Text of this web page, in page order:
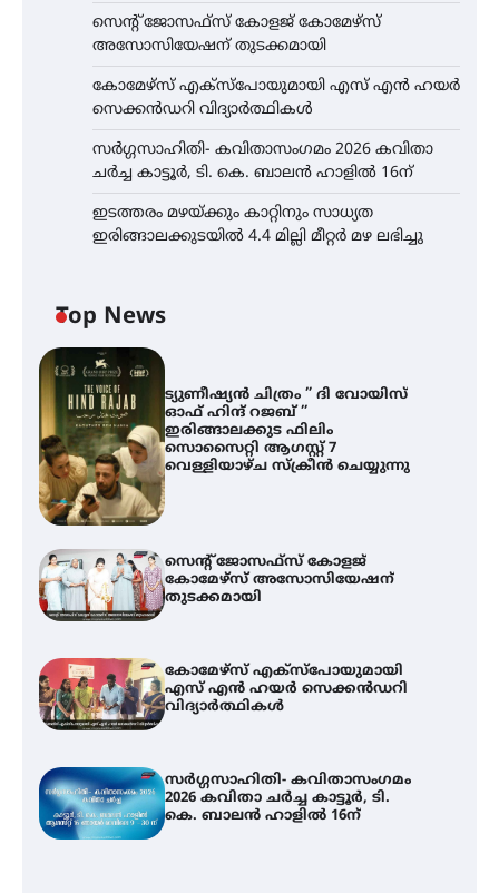
സെന്റ് ജോസഫ്സ് കോളജ് കോമേഴ്‌സ്
അസോസിയേഷന് തുടക്കമായി
കോമേഴ്സ് എക്സ്പോയുമായി എസ് എൻ ഹയർ
സെക്കൻഡറി വിദ്യാർത്ഥികൾ
സർഗ്ഗസാഹിതി- കവിതാസംഗമം 2026 കവിതാ
ചർച്ച കാട്ടൂർ, ടി. കെ. ബാലൻ ഹാളിൽ 16ന്
ഇടത്തരം മഴയ്ക്കും കാറ്റിനും സാധ്യത
ഇരിങ്ങാലക്കുടയിൽ 4.4 മില്ലി മീറ്റർ മഴ ലഭിച്ചു
Top News
ട്യുണീഷ്യൻ ചിത്രം ” ദി വോയിസ്
ഓഫ് ഹിന്ദ് റജബ് ”
ഇരിങ്ങാലക്കുട ഫിലിം
സൊസൈറ്റി ആഗസ്റ്റ് 7
വെള്ളിയാഴ്ച സ്‌ക്രീൻ ചെയ്യുന്നു
സെന്റ് ജോസഫ്സ് കോളജ്
കോമേഴ്‌സ് അസോസിയേഷന്
തുടക്കമായി
കോമേഴ്സ് എക്സ്പോയുമായി
എസ് എൻ ഹയർ സെക്കൻഡറി
വിദ്യാർത്ഥികൾ
സർഗ്ഗസാഹിതി- കവിതാസംഗമം
2026 കവിതാ ചർച്ച കാട്ടൂർ, ടി.
കെ. ബാലൻ ഹാളിൽ 16ന്